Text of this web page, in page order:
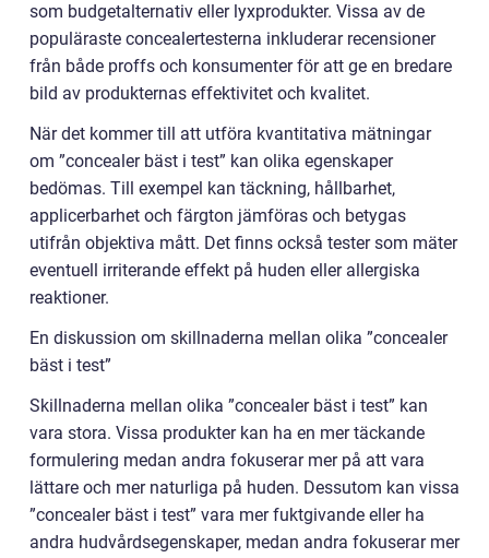
som budgetalternativ eller lyxprodukter. Vissa av de
populäraste concealertesterna inkluderar recensioner
från både proffs och konsumenter för att ge en bredare
bild av produkternas effektivitet och kvalitet.
När det kommer till att utföra kvantitativa mätningar
om ”concealer bäst i test” kan olika egenskaper
bedömas. Till exempel kan täckning, hållbarhet,
applicerbarhet och färgton jämföras och betygas
utifrån objektiva mått. Det finns också tester som mäter
eventuell irriterande effekt på huden eller allergiska
reaktioner.
En diskussion om skillnaderna mellan olika ”concealer
bäst i test”
Skillnaderna mellan olika ”concealer bäst i test” kan
vara stora. Vissa produkter kan ha en mer täckande
formulering medan andra fokuserar mer på att vara
lättare och mer naturliga på huden. Dessutom kan vissa
”concealer bäst i test” vara mer fuktgivande eller ha
andra hudvårdsegenskaper, medan andra fokuserar mer